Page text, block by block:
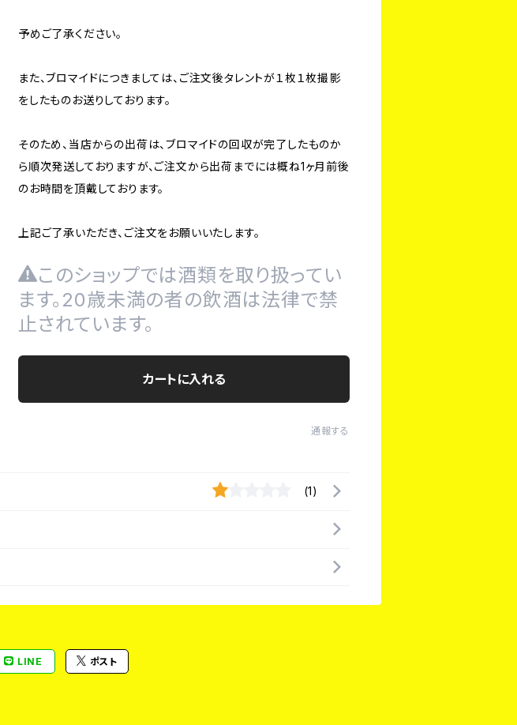
予めご了承ください。
また、ブロマイドにつきましては、ご注文後タレントが１枚１枚撮影
をしたものお送りしております。
そのため、当店からの出荷は、ブロマイドの回収が完了したものか
ら順次発送しておりますが、ご注文から出荷までには概ね1ヶ月前後
のお時間を頂戴しております。
上記ご了承いただき、ご注文をお願いいたします。
このショップでは酒類を取り扱ってい
ます。20歳未満の者の飲酒は法律で禁
止されています。
カートに入れる
通報する
(1)
LINE ポスト